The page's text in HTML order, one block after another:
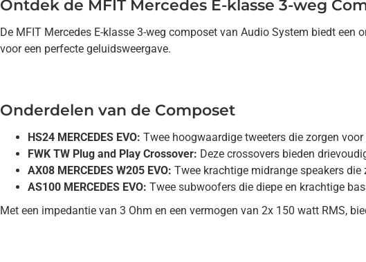
Ontdek de MFIT Mercedes E-klasse 3-weg
De MFIT Mercedes E-klasse 3-weg composet van Audio System biedt
voor een perfecte geluidsweergave.
Onderdelen van de Composet
HS24 MERCEDES EVO: Twee hoogwaardige tweeters die zorgen
FWK TW Plug and Play Crossover: Deze crossovers bieden
AX08 MERCEDES W205 EVO: Twee krachtige midrange speakers
AS100 MERCEDES EVO: Twee subwoofers die diepe en krachtige
Met een impedantie van 3 Ohm en een vermogen van 2x 150 watt RMS,